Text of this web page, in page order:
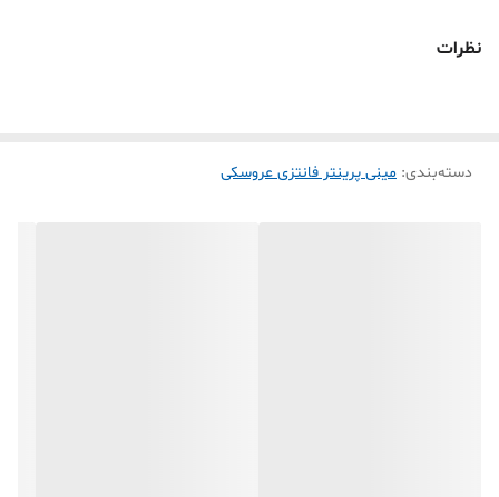
نظرات
دسته‌بندی: مینی پرینتر فانتزی عروسکی